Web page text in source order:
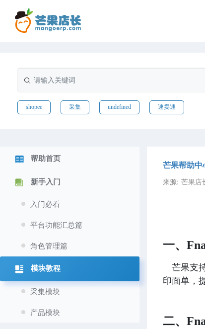
shopee 采集 undefined 速卖通
帮助首页
新手入门
入门必看
平台功能汇总篇
角色管理篇
模块教程
采集模块
产品模块
芒果帮助中
来源: 芒果
一、
芒果支
印面单，
二、